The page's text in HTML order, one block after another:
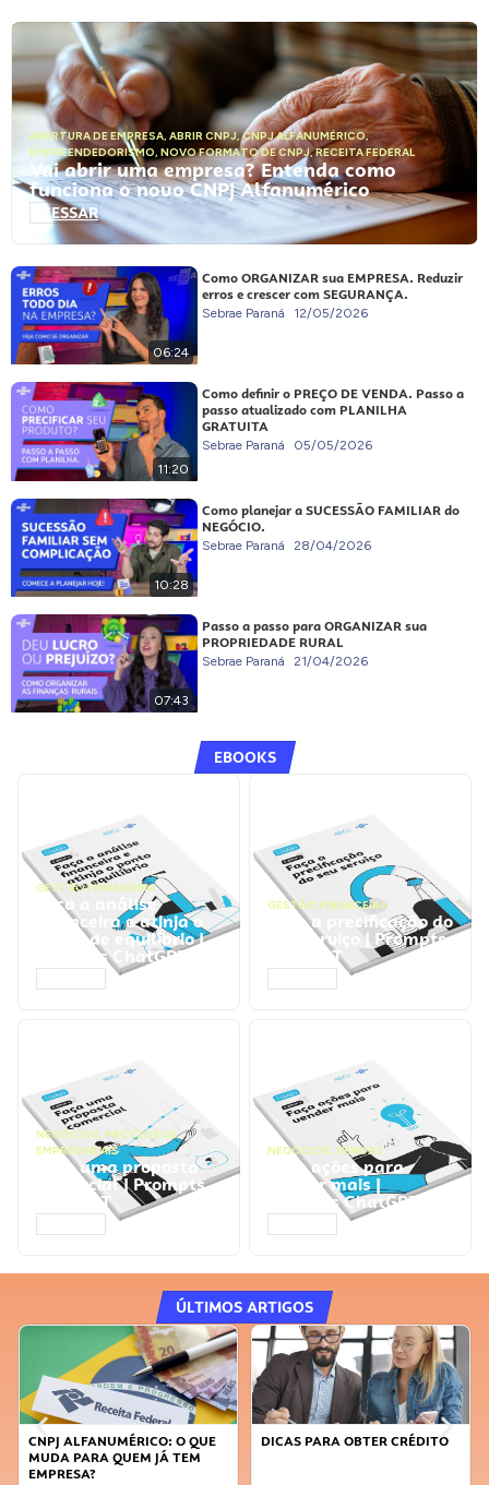
ABERTURA DE EMPRESA, ABRIR CNPJ,CNPJ ALFANUMÉRICO,
EMPREENDEDORISMO, NOVO FORMATO DE CNPJ,RECEITA FEDERAL
Vai abrir uma empresa? Entenda como
funciona o novo CNPJ Alfanumérico
ACESSAR
06:24
Como ORGANIZAR sua EMPRESA. Reduzir
erros e crescer com SEGURANÇA.
Sebrae Paraná 12/05/2026
11:20
Como definir o PREÇO DE VENDA. Passo a
passo atualizado com PLANILHA
GRATUITA
Sebrae Paraná 05/05/2026
10:28
Como planejar a SUCESSÃO FAMILIAR do
NEGÓCIO.
Sebrae Paraná 28/04/2026
07:43
Passo a passo para ORGANIZAR sua
PROPRIEDADE RURAL
Sebrae Paraná 21/04/2026
EBOOKS
GESTÃO FINANCEIRA
Faça a análise
financeira e atinja o
ponto de equilíbrio |
Prompts ChatGPT
GESTÃO FINANCEIRA
Faça a precificação do
seu serviço | Prompts
ChatGPT
NEGÓCIOS, PROCESSOS
EMPRESARIAIS
Faça uma proposta
comercial | Prompts
ChatGPT
NEGÓCIOS, VENDAS
Faça ações para
vender mais |
Prompts ChatGPT
ÚLTIMOS ARTIGOS
CNPJ ALFANUMÉRICO: O QUE
MUDA PARA QUEM JÁ TEM
EMPRESA?
DICAS PARA OBTER CRÉDITO